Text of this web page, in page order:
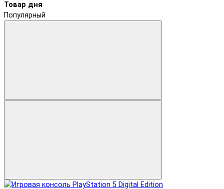
Товар дня
Популярный